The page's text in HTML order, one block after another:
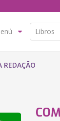
REDAÇÃO